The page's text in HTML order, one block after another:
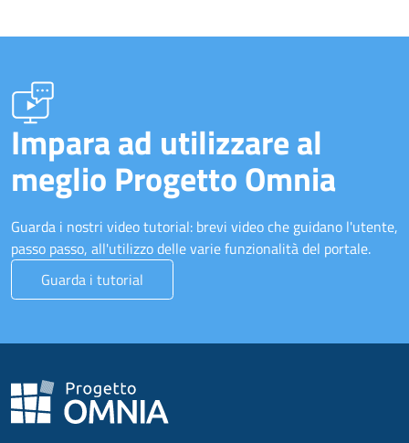
Impara ad utilizzare al
meglio Progetto Omnia
Guarda i nostri video tutorial: brevi video che guidano l'utente,
passo passo, all'utilizzo delle varie funzionalità del portale.
Guarda i tutorial